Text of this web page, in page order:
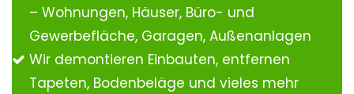
– Wohnungen, Häuser, Büro- und
Gewerbefläche, Garagen, Außenanlagen
Wir demontieren Einbauten, entfernen
Tapeten, Bodenbeläge und vieles mehr